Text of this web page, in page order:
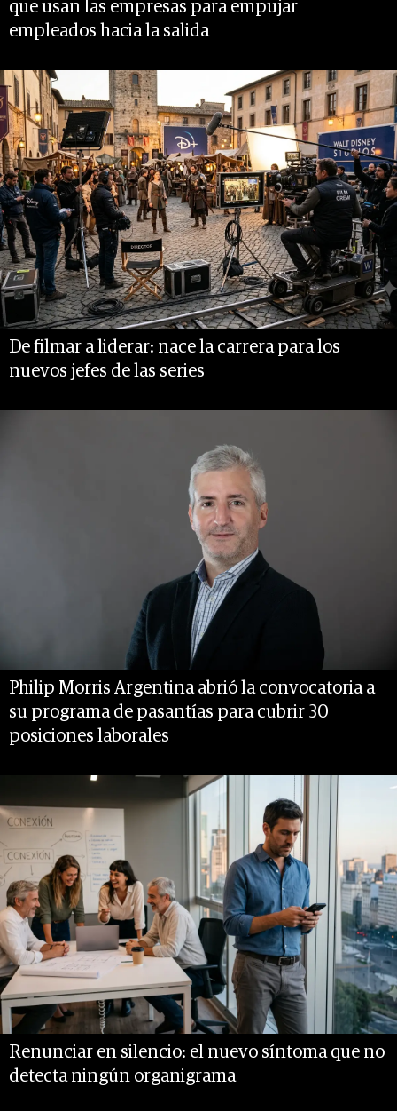
que usan las empresas para empujar
empleados hacia la salida
De filmar a liderar: nace la carrera para los
nuevos jefes de las series
Philip Morris Argentina abrió la convocatoria a
su programa de pasantías para cubrir 30
posiciones laborales
Renunciar en silencio: el nuevo síntoma que no
detecta ningún organigrama